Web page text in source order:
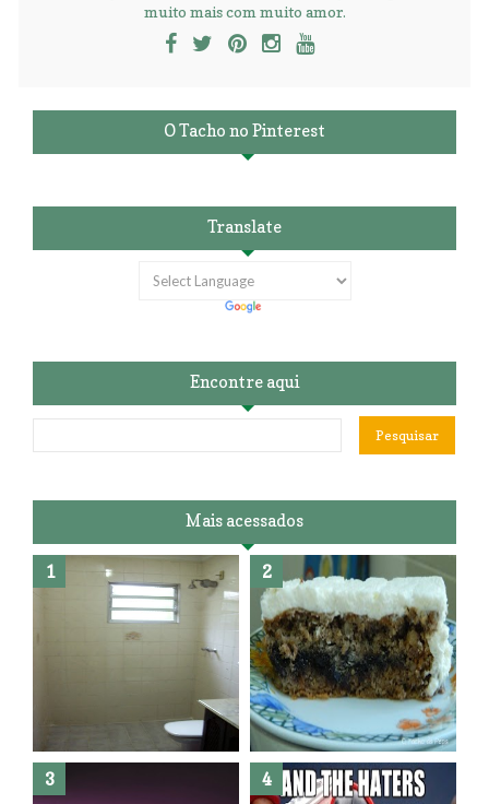
muito mais com muito amor.
O Tacho no Pinterest
Translate
Encontre aqui
Mais acessados